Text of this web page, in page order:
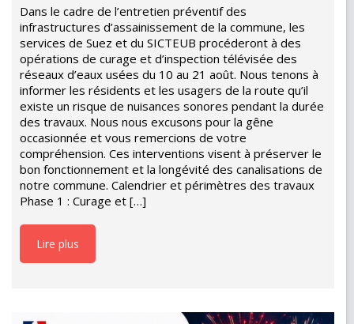
Dans le cadre de l’entretien préventif des
infrastructures d’assainissement de la commune, les
services de Suez et du SICTEUB procéderont à des
opérations de curage et d’inspection télévisée des
réseaux d’eaux usées du 10 au 21 août. Nous tenons à
informer les résidents et les usagers de la route qu’il
existe un risque de nuisances sonores pendant la durée
des travaux. Nous nous excusons pour la gêne
occasionnée et vous remercions de votre
compréhension. Ces interventions visent à préserver le
bon fonctionnement et la longévité des canalisations de
notre commune. Calendrier et périmètres des travaux
Phase 1 : Curage et […]
Lire plus